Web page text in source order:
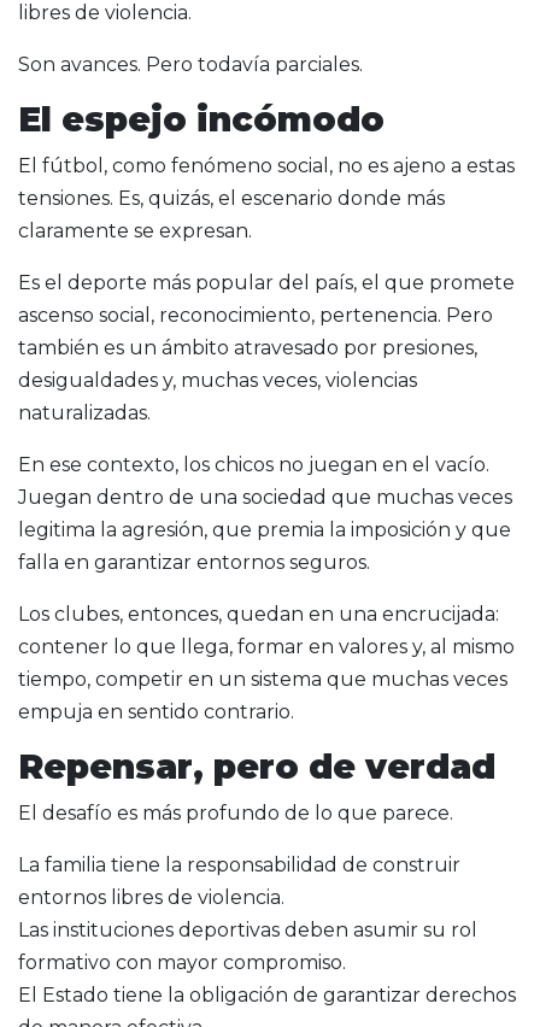
libres de violencia.
Son avances. Pero todavía parciales.
El espejo incómodo
El fútbol, como fenómeno social, no es ajeno a estas
tensiones. Es, quizás, el escenario donde más
claramente se expresan.
Es el deporte más popular del país, el que promete
ascenso social, reconocimiento, pertenencia. Pero
también es un ámbito atravesado por presiones,
desigualdades y, muchas veces, violencias
naturalizadas.
En ese contexto, los chicos no juegan en el vacío.
Juegan dentro de una sociedad que muchas veces
legitima la agresión, que premia la imposición y que
falla en garantizar entornos seguros.
Los clubes, entonces, quedan en una encrucijada:
contener lo que llega, formar en valores y, al mismo
tiempo, competir en un sistema que muchas veces
empuja en sentido contrario.
Repensar, pero de verdad
El desafío es más profundo de lo que parece.
La familia tiene la responsabilidad de construir
entornos libres de violencia.
Las instituciones deportivas deben asumir su rol
formativo con mayor compromiso.
El Estado tiene la obligación de garantizar derechos